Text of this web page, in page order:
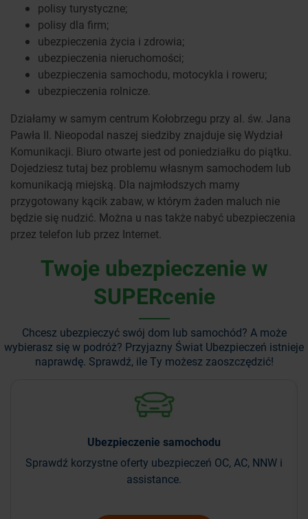
polisy turystyczne;
polisy dla firm;
ubezpieczenia życia i zdrowia;
ubezpieczenia nieruchomości;
ubezpieczenia samochodu, motocykla i roweru;
ubezpieczenia rolnicze.
Działamy w samym centrum Kołobrzegu przy al. św. Jana
Pawła II. Nieopodal naszej siedziby znajduje się Wydział
Komunikacji. Biuro otwarte jest od poniedziałku do piątku.
Dojedziesz tutaj bez problemu własnym samochodem lub
komunikacją miejską. Dla najmłodszych mamy
przygotowany kącik zabaw, w którym żaden maluch nie
będzie się nudzić. Można u nas także nabyć ubezpieczenia
przez telefon lub przez Internet.
Twoje ubezpieczenie w
SUPERcenie
Chcesz ubezpieczyć swój dom lub samochód? A może
wybierasz się w podróż? Przyjazny Świat Ubezpieczeń istnieje
naprawdę. Sprawdź, ile Ty możesz zaoszczędzić!
Ubezpieczenie samochodu
Sprawdź korzystne oferty ubezpieczeń OC, AC, NNW i
assistance.